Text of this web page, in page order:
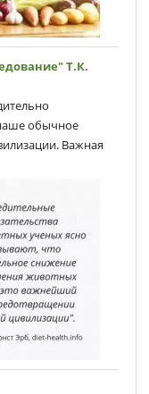
Т.К.
обычное
Важная